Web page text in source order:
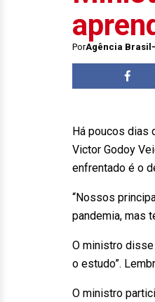
PorAgência Brasil
Há poucos dias
Victor Godoy
enfrentado é o
“Nossos
pandemia, mas
O ministro disse
o estudo”.
O ministro